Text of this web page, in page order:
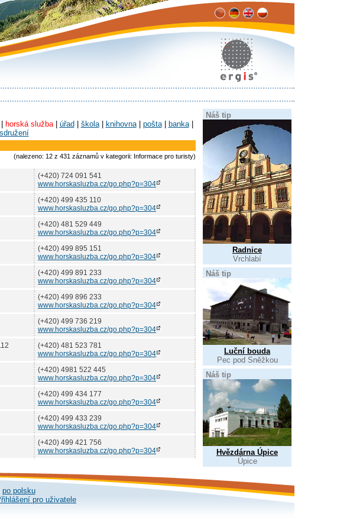
horská služba| úřad| škola| knihovna| pošta| banka|
(nalezeno: 12 z 431 záznamů v kategorii: Informace pro turisty)
(+420) 724 091 541
www.horskasluzba.cz/go.php?p=304
(+420) 499 435 110
www.horskasluzba.cz/go.php?p=304
(+420) 481 529 449
www.horskasluzba.cz/go.php?p=304
(+420) 499 895 151
www.horskasluzba.cz/go.php?p=304
(+420) 499 891 233
www.horskasluzba.cz/go.php?p=304
(+420) 499 896 233
www.horskasluzba.cz/go.php?p=304
(+420) 499 736 219
www.horskasluzba.cz/go.php?p=304
(+420) 481 523 781
www.horskasluzba.cz/go.php?p=304
(+420) 4981 522 445
www.horskasluzba.cz/go.php?p=304
(+420) 499 434 177
www.horskasluzba.cz/go.php?p=304
(+420) 499 433 239
www.horskasluzba.cz/go.php?p=304
(+420) 499 421 756
www.horskasluzba.cz/go.php?p=304
Náš tip
Radnice
Vrchlabí
Náš tip
Luční bouda
Pec pod Sněžkou
Náš tip
Hvězdárna Úpice
Úpice
po polsku
pro uživatele